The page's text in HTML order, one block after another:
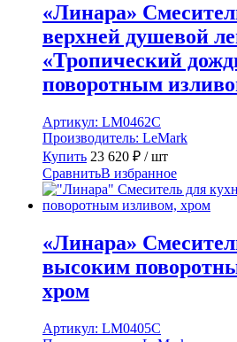
«Линара»
верхней душевой
«Тропический
поворотным
Артикул: LM0462C
Производитель: LeMark
Купить 23 620 ₽ / шт
СравнитьВ избранное
«Линара»
высоким
хром
Артикул: LM0405C